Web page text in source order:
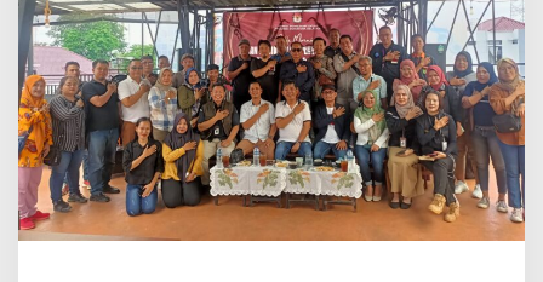
e
m
i
l
u
,
K
P
U
S
m